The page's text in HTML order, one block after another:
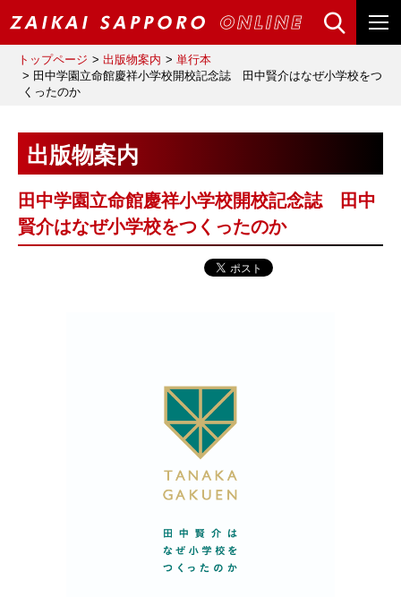
トップページ 出版物案内
単行本
田中学園立命館慶祥小学校開校記念誌 田中賢介はなぜ小学校をつ
くったのか
出版物案内
田中学園立命館慶祥小学校開校記念誌 田中
賢介はなぜ小学校をつくったのか